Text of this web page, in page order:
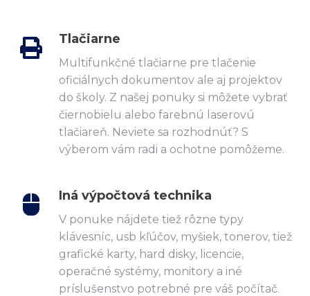
Tlačiarne
Multifunkčné tlačiarne pre tlačenie
oficiálnych dokumentov ale aj projektov
do školy. Z našej ponuky si môžete vybrať
čiernobielu alebo farebnú laserovú
tlačiareň. Neviete sa rozhodnúť? S
výberom vám radi a ochotne pomôžeme.
Iná výpočtová technika
V ponuke nájdete tiež rôzne typy
klávesníc, usb kľúčov, myšiek, tonerov, tiež
grafické karty, hard disky, licencie,
operačné systémy, monitory a iné
príslušenstvo potrebné pre váš počítač.